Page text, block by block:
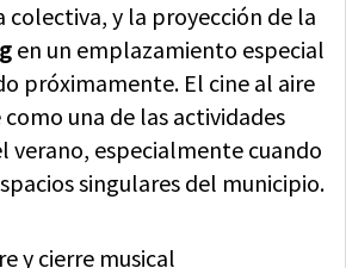
colectiva, y la proyección de la
en un emplazamiento especial
próximamente. El cine al aire
una de las actividades
verano, especialmente cuando
singulares del municipio.
y cierre musical